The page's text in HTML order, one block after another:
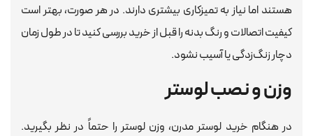
هستند اما نیاز به تمیزکاری بیشتری دارند. در هر صورت، بهتر است
کیفیت اتصالات و رنگ بدنه را قبل از خرید بررسی کنید تا در طول زمان
دچار زنگ‌زدگی یا آسیب نشود.
وزن و نصب لوستر
در هنگام خرید لوستر مدرن، وزن لوستر را حتماً در نظر بگیرید.